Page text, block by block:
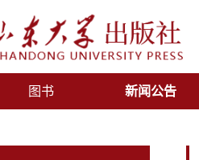
图书 新闻公告